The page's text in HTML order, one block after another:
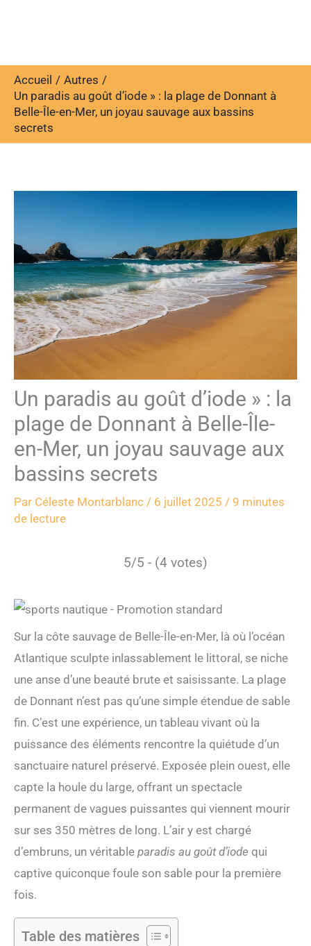
Accueil
Autres
Un paradis au goût d’iode » : la plage de Donnant à
Belle-Île-en-Mer, un joyau sauvage aux bassins
secrets
Un paradis au goût d’iode » : la
plage de Donnant à Belle-Île-
en-Mer, un joyau sauvage aux
bassins secrets
Par Céleste Montarblanc / 6 juillet 2025 / 9 minutes
de lecture
5/5 - (4 votes)
Sur la côte sauvage de Belle-Île-en-Mer, là où l’océan
Atlantique sculpte inlassablement le littoral, se niche
une anse d’une beauté brute et saisissante. La plage
de Donnant n’est pas qu’une simple étendue de sable
fin. C’est une expérience, un tableau vivant où la
puissance des éléments rencontre la quiétude d’un
sanctuaire naturel préservé. Exposée plein ouest, elle
capte la houle du large, offrant un spectacle
permanent de vagues puissantes qui viennent mourir
sur ses 350 mètres de long. L’air y est chargé
d’embruns, un véritable paradis au goût d’iode qui
captive quiconque foule son sable pour la première
fois.
Table des matières